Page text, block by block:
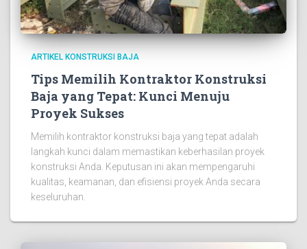
ARTIKEL KONSTRUKSI BAJA
Tips Memilih Kontraktor Konstruksi
Baja yang Tepat: Kunci Menuju
Proyek Sukses
Memilih kontraktor konstruksi baja yang tepat adalah
langkah kunci dalam memastikan keberhasilan proyek
konstruksi Anda. Keputusan ini akan mempengaruhi
kualitas, keamanan, dan efisiensi proyek Anda secara
keseluruhan.